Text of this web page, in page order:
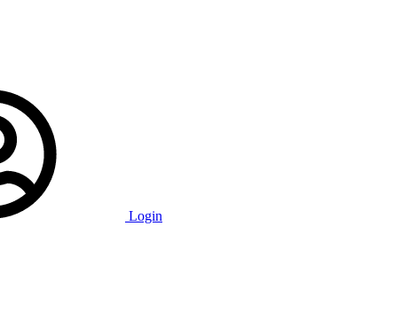
Login